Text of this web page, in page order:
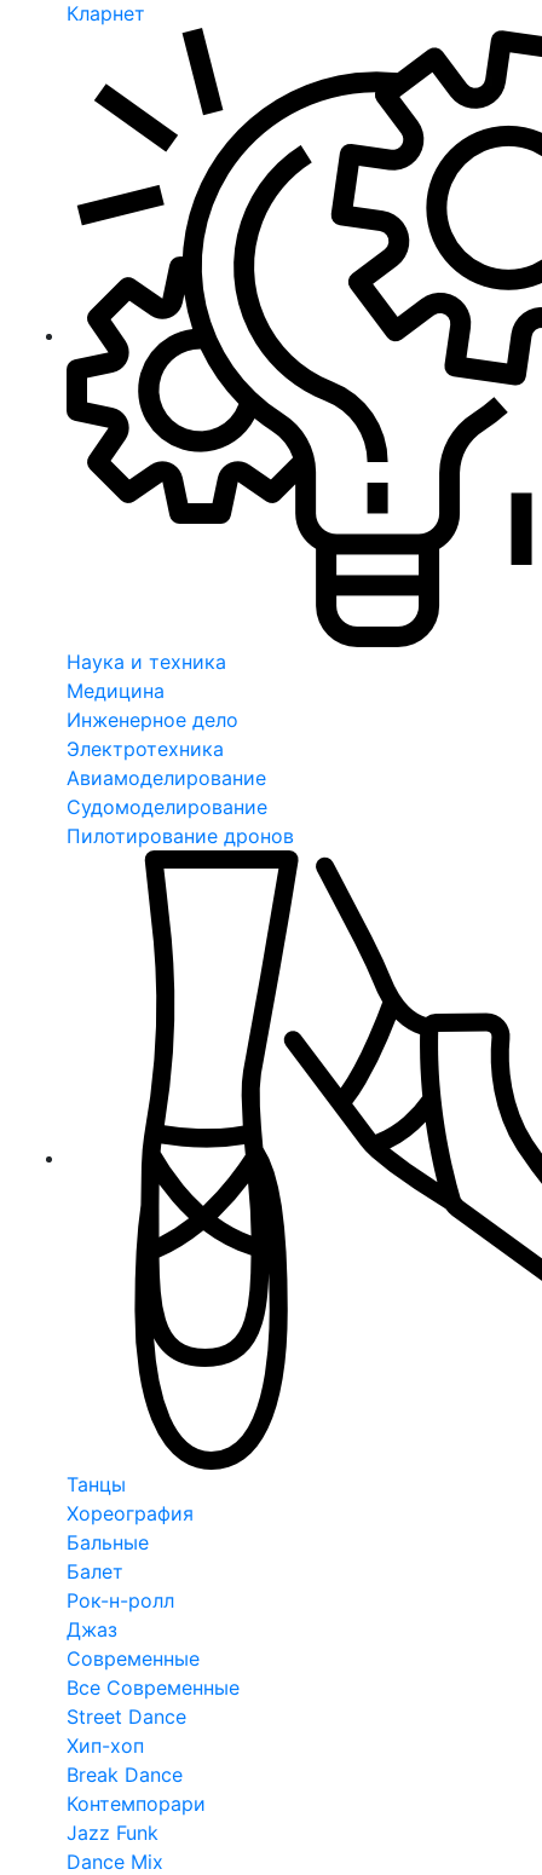
Кларнет
Наука и техника
Медицина
Инженерное дело
Электротехника
Авиамоделирование
Судомоделирование
Пилотирование дронов
Танцы
Хореография
Бальные
Балет
Рок-н-ролл
Джаз
Современные
Все Современные
Street Dance
Хип-хоп
Break Dance
Контемпорари
Jazz Funk
Dance Mix